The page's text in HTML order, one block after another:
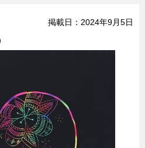
掲載日：2024年9月5日